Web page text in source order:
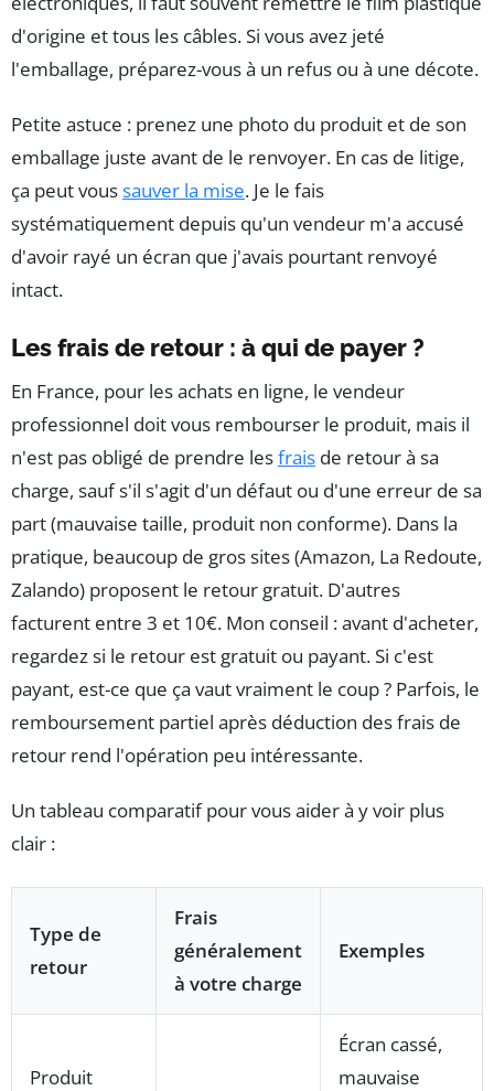
d'origine et tous les câbles. Si vous avez jeté
l'emballage, préparez-vous à un refus ou à une décote.
Petite astuce : prenez une photo du produit et de son
emballage juste avant de le renvoyer. En cas de litige,
ça peut voussauver la mise. Je le fais
systématiquement depuis qu'un vendeur m'a accusé
d'avoir rayé un écran que j'avais pourtant renvoyé
intact.
Les frais de retour : à qui de payer ?
En France, pour les achats en ligne, le vendeur
professionnel doit vous rembourser le produit, mais il
n'est pas obligé de prendre lesfrais de retour à sa
charge, sauf s'il s'agit d'un défaut ou d'une erreur de sa
part (mauvaise taille, produit non conforme). Dans la
pratique, beaucoup de gros sites (Amazon, La Redoute,
Zalando) proposent le retour gratuit. D'autres
facturent entre 3 et 10€. Mon conseil : avant d'acheter,
regardez si le retour est gratuit ou payant. Si c'est
payant, est-ce que ça vaut vraiment le coup ? Parfois, le
remboursement partiel après déduction des frais de
retour rend l'opération peu intéressante.
Un tableau comparatif pour vous aider à y voir plus
clair :
Type de
retour
Frais
généralement
à votre charge
Exemples
Produit
Écran cassé,
mauvaise